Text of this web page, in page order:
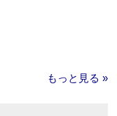
もっと見る »